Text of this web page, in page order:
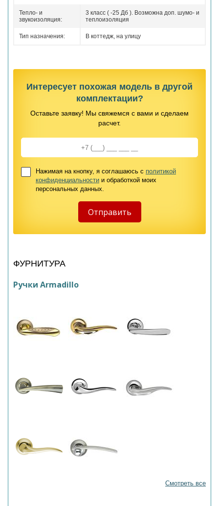
Тепло- и
звукоизоляция:
3 класс ( -25 Дб ). Возможна доп. шумо- и
теплоизоляция
Тип назначения: В коттедж, на улицу
Интересует похожая модель в другой
комплектации?
Оставьте заявку! Мы свяжемся с вами и сделаем
расчет.
Нажимая на кнопку, я соглашаюсь с политикой
конфиденциальности и обработкой моих
персональных данных.
ФУРНИТУРА
Ручки Armadillo
Смотреть все